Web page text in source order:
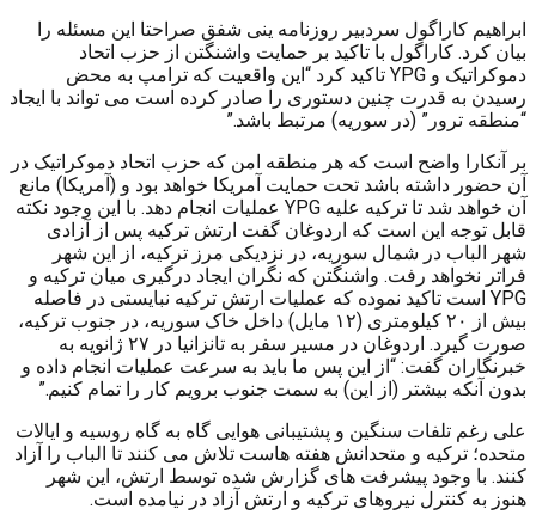
ابراهیم کاراگول سردبیر روزنامه ینی شفق صراحتا این مسئله را
بیان کرد. کاراگول با تاکید بر حمایت واشنگتن از حزب اتحاد
دموکراتیک و YPG تاکید کرد “این واقعیت که ترامپ به محض
رسیدن به قدرت چنین دستوری را صادر کرده است می تواند با ایجاد
“منطقه ترور” (در سوریه) مرتبط باشد.”
بر آنکارا واضح است که هر منطقه امن که حزب اتحاد دموکراتیک در
آن حضور داشته باشد تحت حمایت آمریکا خواهد بود و (آمریکا) مانع
آن خواهد شد تا ترکیه علیه YPG عملیات انجام دهد. با این وجود نکته
قابل توجه این است که اردوغان گفت ارتش ترکیه پس از آزادی
شهر الباب در شمال سوریه، در نزدیکی مرز ترکیه، از این شهر
فراتر نخواهد رفت. واشنگتن که نگران ایجاد درگیری میان ترکیه و
YPG است تاکید نموده که عملیات ارتش ترکیه نبایستی در فاصله
بیش از ۲۰ کیلومتری (۱۲ مایل) داخل خاک سوریه، در جنوب ترکیه،
صورت گیرد. اردوغان در مسیر سفر به تانزانیا در ۲۷ ژانویه به
خبرنگاران گفت: “از این پس ما باید به سرعت عملیات انجام داده و
بدون آنکه بیشتر (از این) به سمت جنوب برویم کار را تمام کنیم.”
علی رغم تلفات سنگین و پشتیبانی هوایی گاه به گاه روسیه و ایالات
متحده؛ ترکیه و متحدانش هفته هاست تلاش می کنند تا الباب را آزاد
کنند. با وجود پیشرفت های گزارش شده توسط ارتش، این شهر
هنوز به کنترل نیروهای ترکیه و ارتش آزاد در نیامده است.